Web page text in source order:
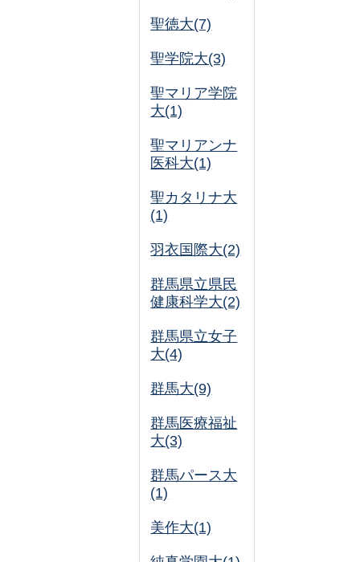
聖徳大(7)
聖学院大(3)
聖マリア学院
大(1)
聖マリアンナ
医科大(1)
聖カタリナ大
(1)
羽衣国際大(2)
群馬県立県民
健康科学大(2)
群馬県立女子
大(4)
群馬大(9)
群馬医療福祉
大(3)
群馬パース大
(1)
美作大(1)